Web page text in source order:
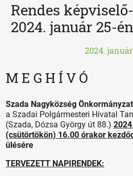
Rendes
2024. január 25-
2024. január
M E G H Í V Ó
Szada Nagyközség
a Szadai Polgármesteri Hivatal
(Szada, Dózsa György út 88.)
(csütörtökön) 16.00 órakor
ülésére
TERVEZETT NAPIRENDEK: